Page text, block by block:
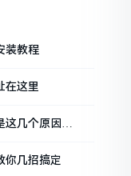
装教程
在这里
这几个原因闹
你几招搞定